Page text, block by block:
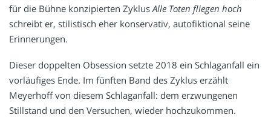
für die Bühne konzipierten Zyklus Alle Toten fliegen hoch
schreibt er, stilistisch eher konservativ, autofiktional seine
Erinnerungen.
Dieser doppelten Obsession setzte 2018 ein Schlaganfall ein
vorläufiges Ende. Im fünften Band des Zyklus erzählt
Meyerhoff von diesem Schlaganfall: dem erzwungenen
Stillstand und den Versuchen, wieder hochzukommen.